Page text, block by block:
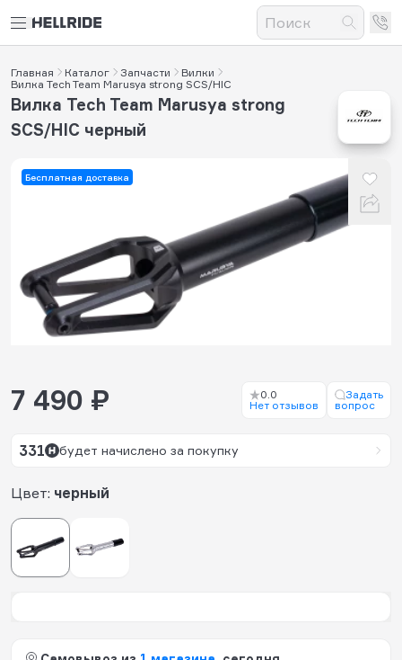
Главная Каталог Запчасти
Вилки
Вилка Tech Team Marusya strong SCS/HIC
Бесплатная доставка
Вилка Tech Team Marusya strong
SCS/HIC черный
Цвет: черный
7 490 ₽
0.0
Нет отзывов
Задать
вопрос
331 будет начислено за покупку